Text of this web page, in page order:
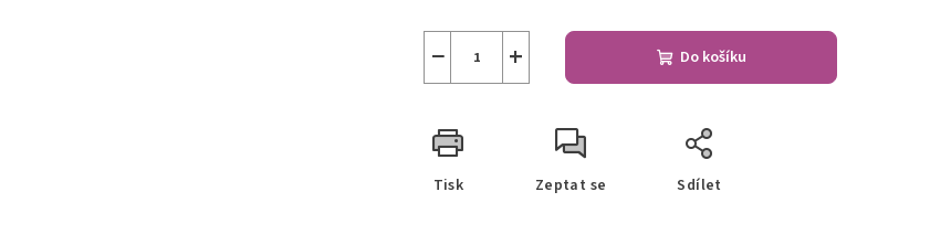
+
− Do košíku
Tisk Zeptat se Sdílet